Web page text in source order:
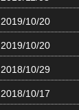
2019/10/20
2019/10/20
2018/10/29
2018/10/17